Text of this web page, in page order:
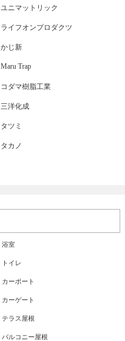
ユニマットリック
ライフオンプロダクツ
かじ新
Maru Trap
コダマ樹脂工業
三洋化成
タツミ
タカノ
浴室
トイレ
カーポート
カーゲート
テラス屋根
バルコニー屋根